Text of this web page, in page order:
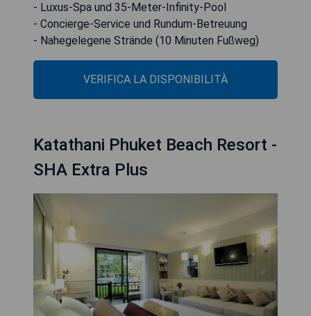
- Luxus-Spa und 35-Meter-Infinity-Pool
- Concierge-Service und Rundum-Betreuung
- Nahegelegene Strände (10 Minuten Fußweg)
VERIFICA LA DISPONIBILITÀ
Katathani Phuket Beach Resort -
SHA Extra Plus